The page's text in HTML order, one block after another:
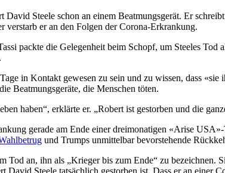
Steele schon an einem Beatmungsgerät. Er
verstarb er an den Folgen der Corona-Erkrankung.
packte die Gelegenheit beim Schopf, um Steeles
in Kontakt gewesen zu sein und zu wissen, dass
Beatmungsgeräte, die Menschen töten.
haben“, erklärte er. „Robert ist gestorben und die
gerade am Ende einer dreimonatigen «Arise
und Trumps unmittelbar bevorstehende
Tod an, ihn als „Krieger bis zum Ende“ zu